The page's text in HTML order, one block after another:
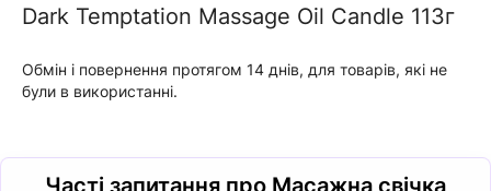
Dark Temptation Massage Oil Candle 113г
Обмін і повернення протягом 14 днів, для товарів, які не
були в використанні.
Часті запитання про Масажна свічка